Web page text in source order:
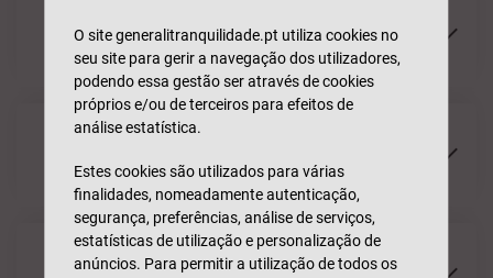
Como altero a minha palavra-passe na
Área de Cliente?
telefone na Área de Cliente?
Posso consultar todos os meus seguros
O site generalitranquilidade.pt utiliza cookies no
seu site para gerir a navegação dos utilizadores,
podendo essa gestão ser através de cookies
próprios e/ou de terceiros para efeitos de
análise estatística.
Estes cookies são utilizados para várias
finalidades, nomeadamente autenticação,
segurança, preferências, análise de serviços,
estatísticas de utilização e personalização de
anúncios. Para permitir a utilização de todos os